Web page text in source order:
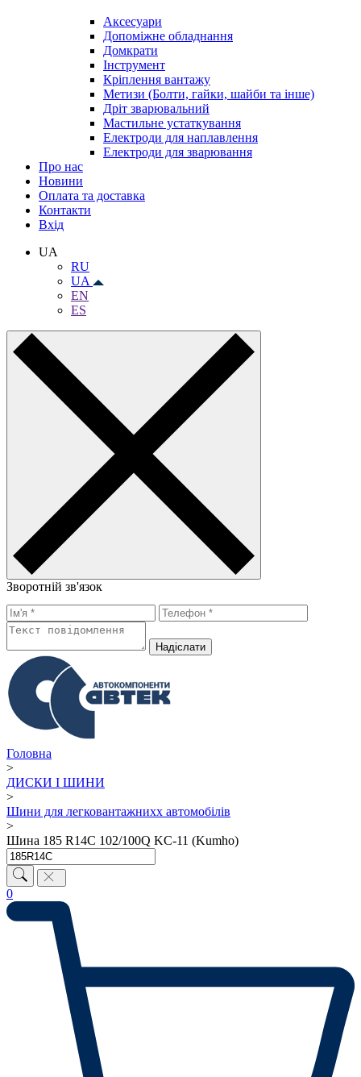
Аксесуари
Допоміжне обладнання
Домкрати
Інструмент
Кріплення вантажу
Метизи (Болти, гайки, шайби та інше)
Дріт зварювальний
Мастильне устаткування
Електроди для наплавлення
Електроди для зварювання
Про нас
Новини
Оплата та доставка
Контакти
Вхiд
UA
RU
UA
EN
ES
Зворотній зв'язок
Надiслати
Головна
>
ДИСКИ І ШИНИ
>
Шини для легковантажнихх автомобілів
>
Шина 185 R14C 102/100Q KC-11 (Kumho)
0